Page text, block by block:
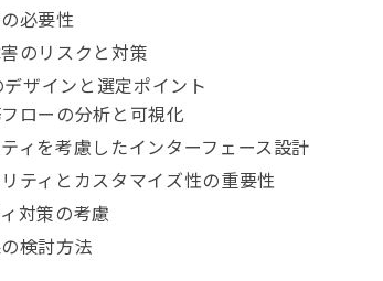
必要性
のリスクと対策
ザインと選定ポイント
ローの分析と可視化
ィを考慮したインターフェース設計
ティとカスタマイズ性の重要性
対策の考慮
検討方法